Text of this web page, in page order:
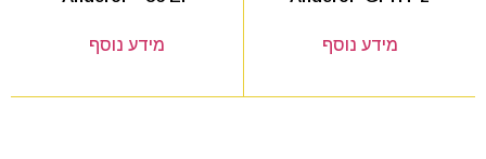
מידע נוסף מידע נוסף